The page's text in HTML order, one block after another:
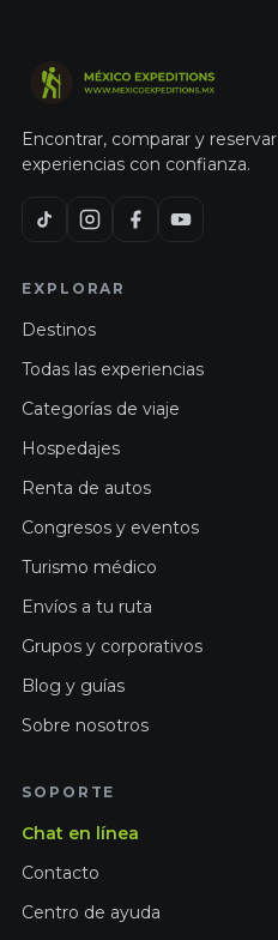
Encontrar, comparar y reservar
experiencias con confianza.
EXPLORAR
Destinos
Todas las experiencias
Categorías de viaje
Hospedajes
Renta de autos
Congresos y eventos
Turismo médico
Envíos a tu ruta
Grupos y corporativos
Blog y guías
Sobre nosotros
SOPORTE
Chat en línea
Contacto
Centro de ayuda